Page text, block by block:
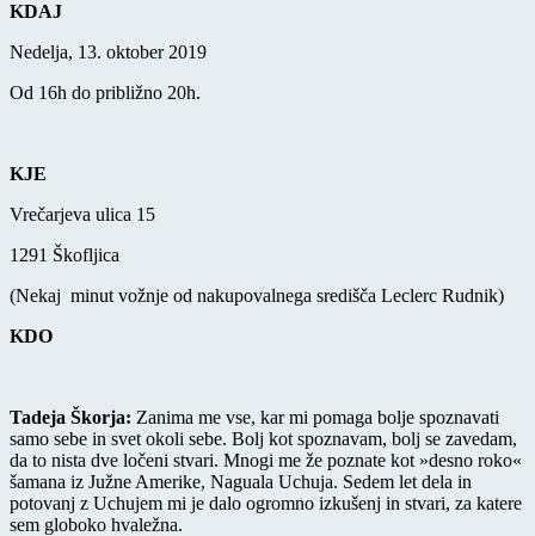
KDAJ
Nedelja, 13. oktober 2019
Od 16h do približno 20h.
KJE
Vrečarjeva ulica 15
1291 Škofljica
(Nekaj minut vožnje od nakupovalnega središča Leclerc Rudnik)
KDO
Tadeja Škorja: Zanima me vse, kar mi pomaga bolje spoznavati
samo sebe in svet okoli sebe. Bolj kot spoznavam, bolj se zavedam,
da to nista dve ločeni stvari. Mnogi me že poznate kot »desno roko«
šamana iz Južne Amerike, Naguala Uchuja. Sedem let dela in
potovanj z Uchujem mi je dalo ogromno izkušenj in stvari, za katere
sem globoko hvaležna.